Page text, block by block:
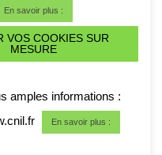
En savoir plus :
VOS COOKIES SUR
MESURE
amples informations :
En savoir plus :